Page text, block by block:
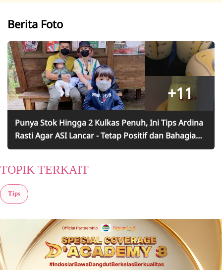
Berita Foto
+11
Punya Stok Hingga 2 Kulkas Penuh, Ini Tips Ardina
Rasti Agar ASI Lancar - Tetap Positif dan Bahagia
Selama Menyusui
TOPIK TERKAIT
Tips